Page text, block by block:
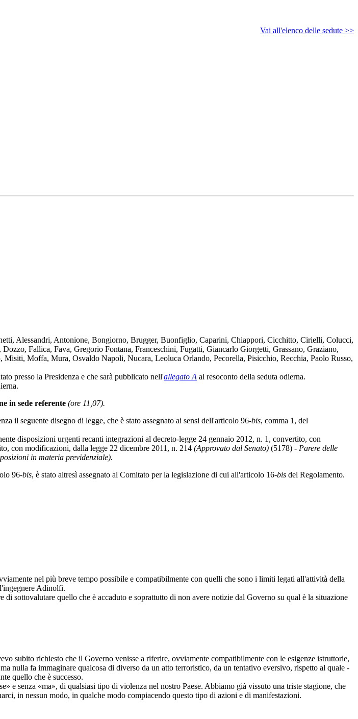
Vai all'elenco delle sedute >>
Alessandri, Antonione, Bongiorno, Brugger, Buonfiglio, Caparini, Chiappori, Cicchitto, Cirielli, Colucci,
Fallica, Fava, Gregorio Fontana, Franceschini, Fugatti, Giancarlo Giorgetti, Grassano, Graziano,
Moffa, Mura, Osvaldo Napoli, Nucara, Leoluca Orlando, Pecorella, Pisicchio, Recchia, Paolo Russo,
presso la Presidenza e che sarà pubblicato nell'allegato A al resoconto della seduta odierna.
in sede referente (ore 11,07).
il seguente disegno di legge, che è stato assegnato ai sensi dell'articolo 96-bis, comma 1, del
disposizioni urgenti recanti integrazioni al decreto-legge 24 gennaio 2012, n. 1, convertito, con
con modificazioni, dalla legge 22 dicembre 2011, n. 214 (Approvato dal Senato) (5178) - Parere delle
in materia previdenziale).
96-bis, è stato altresì assegnato al Comitato per la legislazione di cui all'articolo 16-bis del Regolamento.
nel più breve tempo possibile e compatibilmente con quelli che sono i limiti legati all'attività della
Adinolfi.
sottovalutare quello che è accaduto e soprattutto di non avere notizie dal Governo su qual è la situazione
subito richiesto che il Governo venisse a riferire, ovviamente compatibilmente con le esigenze istruttorie,
nulla fa immaginare qualcosa di diverso da un atto terroristico, da un tentativo eversivo, rispetto al quale -
quello che è successo.
e senza «ma», di qualsiasi tipo di violenza nel nostro Paese. Abbiamo già vissuto una triste stagione, che
in nessun modo, in qualche modo compiacendo questo tipo di azioni e di manifestazioni.